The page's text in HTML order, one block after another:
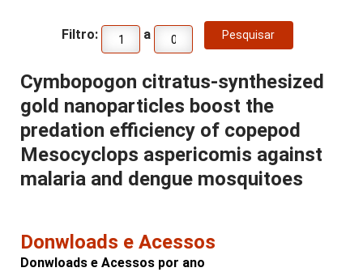
Filtro: a
Cymbopogon citratus-synthesized
gold nanoparticles boost the
predation efficiency of copepod
Mesocyclops aspericomis against
malaria and dengue mosquitoes
Donwloads e Acessos
Donwloads e Acessos por ano